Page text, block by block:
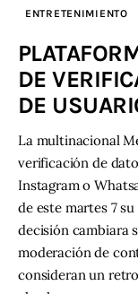
ENTRETENIMIENTO
DE
DE
La multinacional
verificación de
Instagram o
de este martes 7
decisión cambiara
moderación de
consideran un